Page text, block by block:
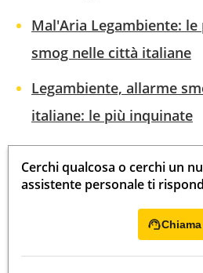
Mal'Aria Legambiente: le
smog nelle città italiane
Legambiente, allarme
italiane: le più inquinate
Cerchi qualcosa o cerchi un
assistente personale ti
Chiama